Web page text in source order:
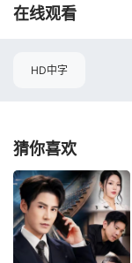
在线观看
HD中字
猜你喜欢